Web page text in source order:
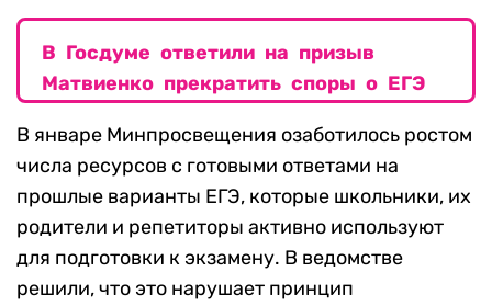
В Госдуме ответили на призыв
Матвиенко прекратить споры о ЕГЭ
В январе Минпросвещения озаботилось ростом
числа ресурсов с готовыми ответами на
прошлые варианты ЕГЭ, которые школьники, их
родители и репетиторы активно используют
для подготовки к экзамену. В ведомстве
решили, что это нарушает принцип